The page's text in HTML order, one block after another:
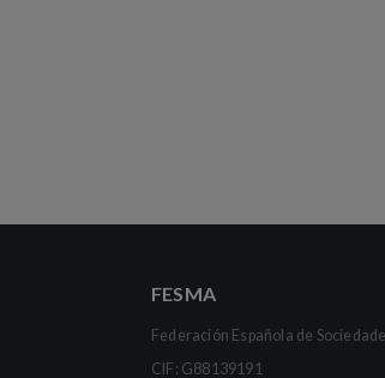
FESMA
Federación Española de
CIF: G88139191